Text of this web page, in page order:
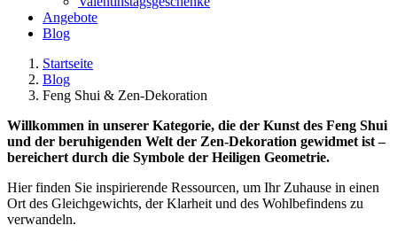
Angebote
Blog
Startseite
Blog
Feng Shui & Zen-Dekoration
Willkommen in unserer Kategorie, die der Kunst des Feng Shui
und der beruhigenden Welt der Zen-Dekoration gewidmet ist –
bereichert durch die Symbole der Heiligen Geometrie.
Hier finden Sie inspirierende Ressourcen, um Ihr Zuhause in einen
Ort des Gleichgewichts, der Klarheit und des Wohlbefindens zu
verwandeln.